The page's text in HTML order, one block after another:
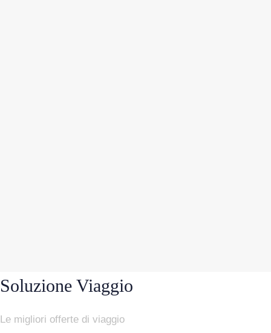
Soluzione Viaggio
Le migliori offerte di viaggio